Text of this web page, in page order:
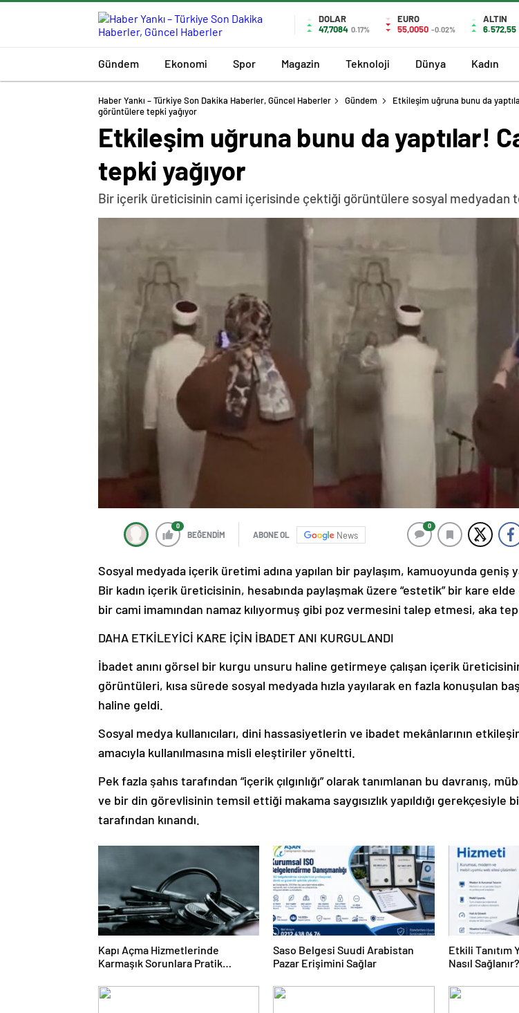
DOLAR
47,7084 0.17%
EURO
55,0050 -0.02%
ALTIN
6.572,55
Gündem Ekonomi Spor Magazin Teknoloji Dünya Kadın
Haber Yankı – Türkiye Son Dakika Haberler, Güncel Haberler Gündem
Etkileşim uğruna bunu da
görüntülere tepki yağıyor
Etkileşim uğruna bunu da yaptılar!
tepki yağıyor
Bir içerik üreticisinin cami içerisinde çektiği görüntülere sosyal medyadan
0
BEĞENDİM ABONE OL News
0
Sosyal medyada içerik üretimi adına yapılan bir paylaşım, kamuoyunda geniş
Bir kadın içerik üreticisinin, hesabında paylaşmak üzere “estetik” bir kare elde
bir cami imamından namaz kılıyormuş gibi poz vermesini talep etmesi, aka
DAHA ETKİLEYİCİ KARE İÇİN İBADET ANI KURGULANDI
İbadet anını görsel bir kurgu unsuru haline getirmeye çalışan içerik
görüntüleri, kısa sürede sosyal medyada hızla yayılarak en fazla konuşulan
haline geldi.
Sosyal medya kullanıcıları, dini hassasiyetlerin ve ibadet mekânlarının
amacıyla kullanılmasına misli eleştiriler yöneltti.
Pek fazla şahıs tarafından “içerik çılgınlığı” olarak tanımlanan bu davranış,
ve bir din görevlisinin temsil ettiği makama saygısızlık yapıldığı gerekçesiyle
tarafından kınandı.
Kapı Açma Hizmetlerinde
Karmaşık Sorunlara Pratik
Saso Belgesi Suudi Arabistan
Pazar Erişimini Sağlar
Etkili Tanıtım
Nasıl Sağlanır?